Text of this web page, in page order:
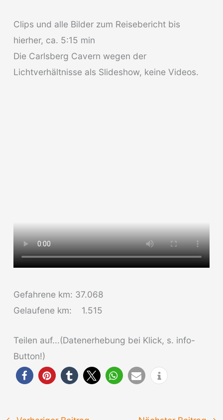
Clips und alle Bilder zum Reisebericht bis
hierher, ca. 5:15 min
Die Carlsberg Cavern wegen der
Lichtverhältnisse als Slideshow, keine Videos.
Gefahrene km: 37.068
Gelaufene km: 1.515
Teilen auf...(Datenerhebung bei Klick, s. info-
Button!)